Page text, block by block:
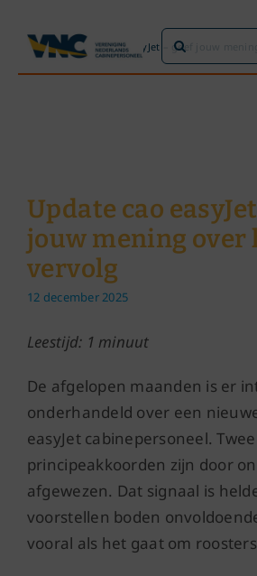
naar
inhoud
Dossiers
Maatschappijen
Word lid!
Zoeken
naar:
Home» Update cao easyJet – geef jouw
Update cao
jouw mening over
vervolg
12 december 2025
Leestijd: 1 minuut
De afgelopen maanden is er
onderhandeld over een
easyJet cabinepersoneel.
principeakkoorden zijn door
afgewezen. Dat signaal is
voorstellen boden
vooral als het gaat om